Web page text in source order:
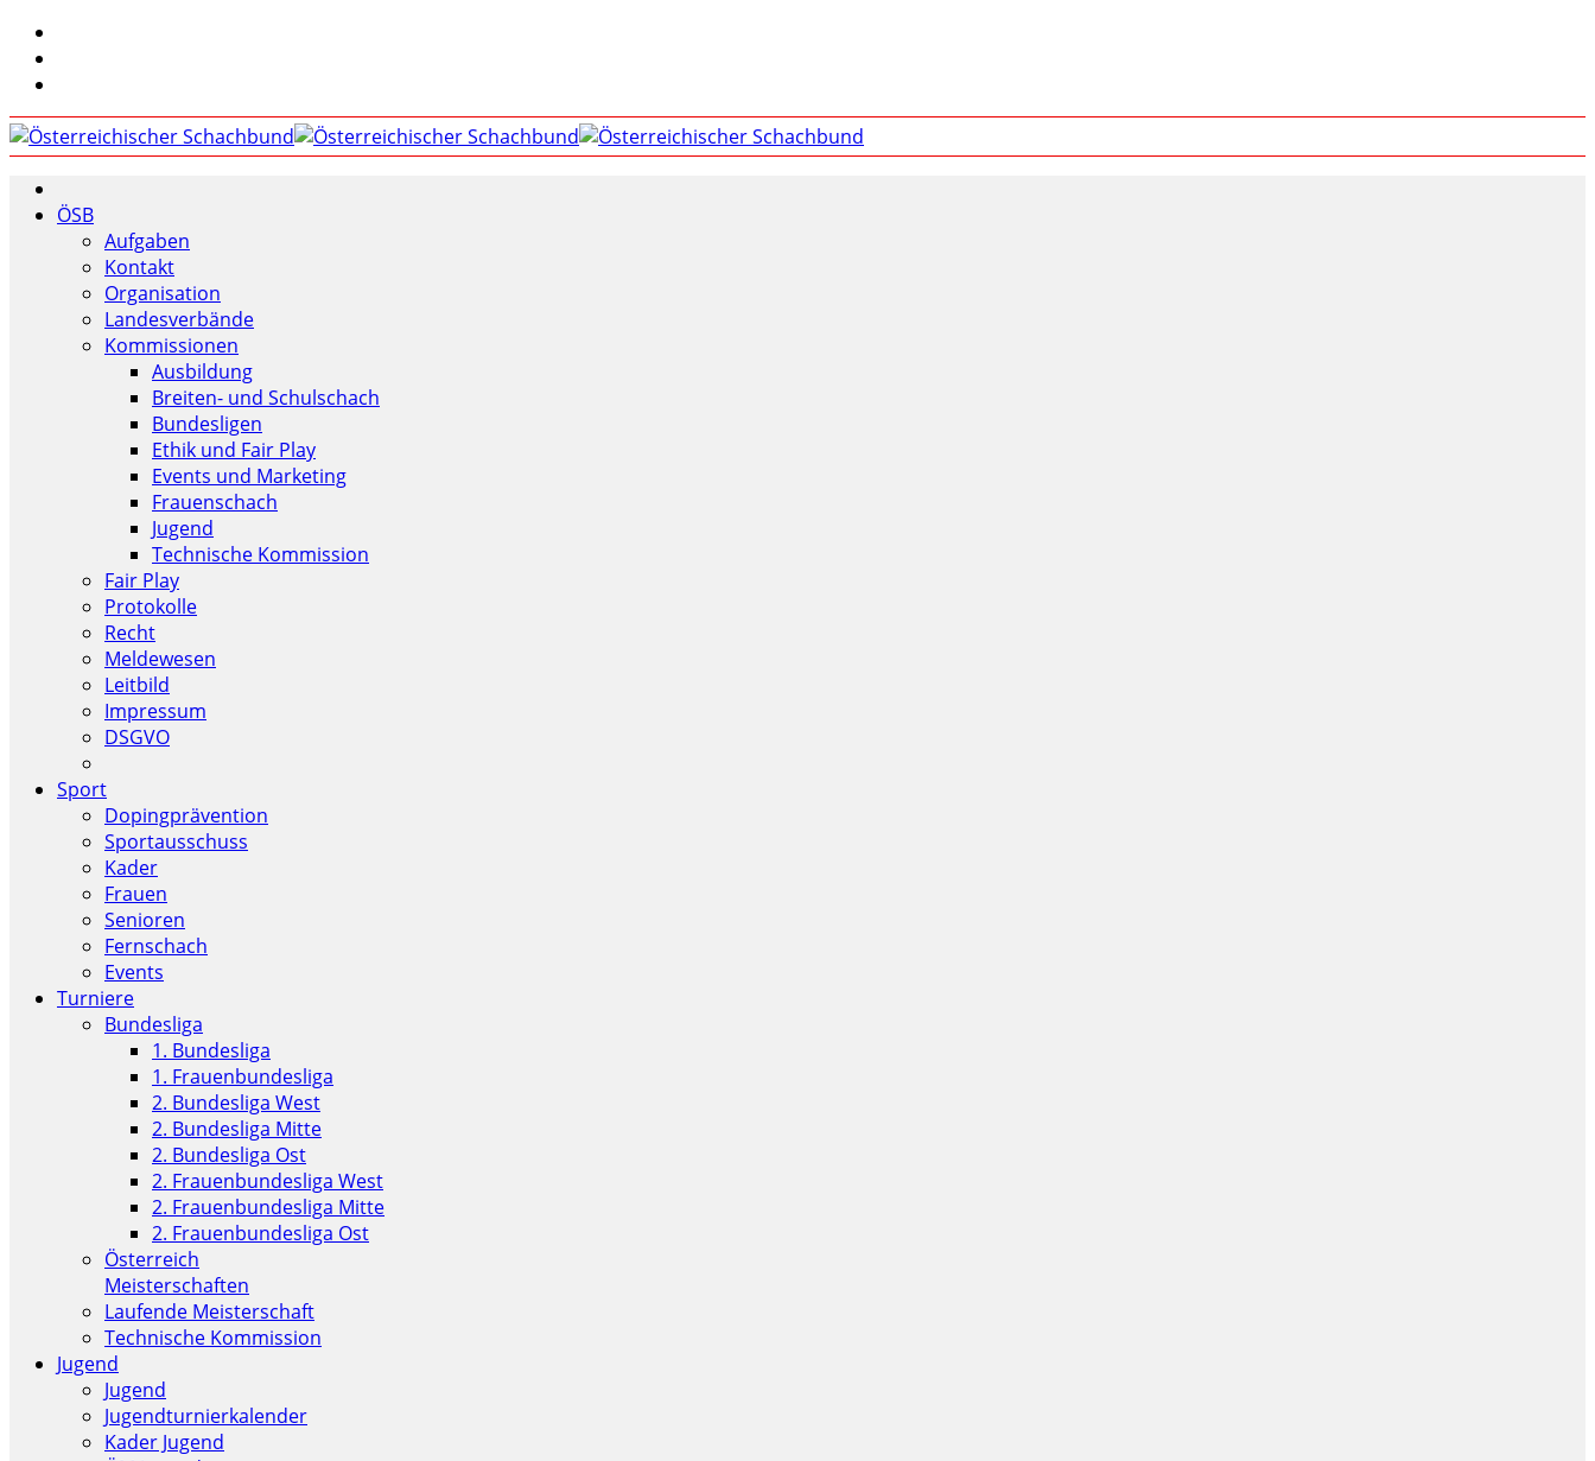
ÖSB
Aufgaben
Kontakt
Organisation
Landesverbände
Kommissionen
Ausbildung
Breiten- und Schulschach
Bundesligen
Ethik und Fair Play
Events und Marketing
Frauenschach
Jugend
Technische Kommission
Fair Play
Protokolle
Recht
Meldewesen
Leitbild
Impressum
DSGVO
Sport
Dopingprävention
Sportausschuss
Kader
Frauen
Senioren
Fernschach
Events
Turniere
Bundesliga
1. Bundesliga
1. Frauenbundesliga
2. Bundesliga West
2. Bundesliga Mitte
2. Bundesliga Ost
2. Frauenbundesliga West
2. Frauenbundesliga Mitte
2. Frauenbundesliga Ost
Österreich
Meisterschaften
Laufende Meisterschaft
Technische Kommission
Jugend
Jugend
Jugendturnierkalender
Kader Jugend